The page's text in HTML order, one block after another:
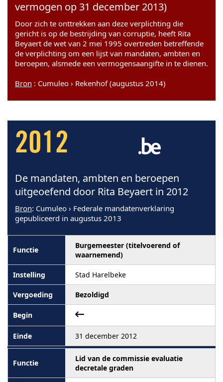
vermogen op 31 december 2013)
Door zich te onttrekken aan deze verplichting die
gericht is op de bestrijding van corruptie, heeft Rita
Beyaert de wet van 2 mei 1995 overtreden betreffende
de verplichting om een lijst van mandaten, ambten en
beroepen, alsmede een vermogensaangifte in te dienen.
Bron : Cumuleo › Rekenhof (augustus 2014)
2012
De mandaten, ambten en beroepen
uitgeoefend door Rita Beyaert in 2012
Bron: Cumuleo › Federale mandatenverklaring
gepubliceerd in augustus 2013
Burgemeester (titelvoerend of
waarnemend)
Stad Harelbeke
Bezoldigd
31 december 2012
Lid van de commissie evaluatie
decretale graden